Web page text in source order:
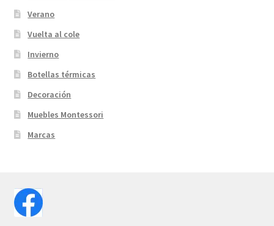
Verano
Vuelta al cole
Invierno
Botellas térmicas
Decoración
Muebles Montessori
Marcas